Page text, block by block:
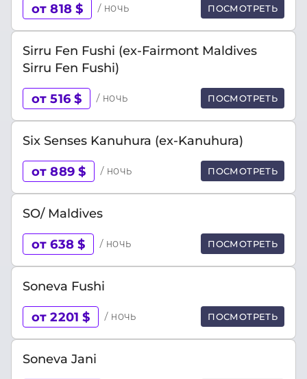
от 818 $ / ночь ПОСМОТРЕТЬ
Sirru Fen Fushi (ex-Fairmont Maldives
Sirru Fen Fushi)
от 516 $ / ночь ПОСМОТРЕТЬ
Six Senses Kanuhura (ex-Kanuhura)
от 889 $ / ночь ПОСМОТРЕТЬ
SO/ Maldives
от 638 $ / ночь ПОСМОТРЕТЬ
Soneva Fushi
от 2201 $ / ночь ПОСМОТРЕТЬ
Soneva Jani